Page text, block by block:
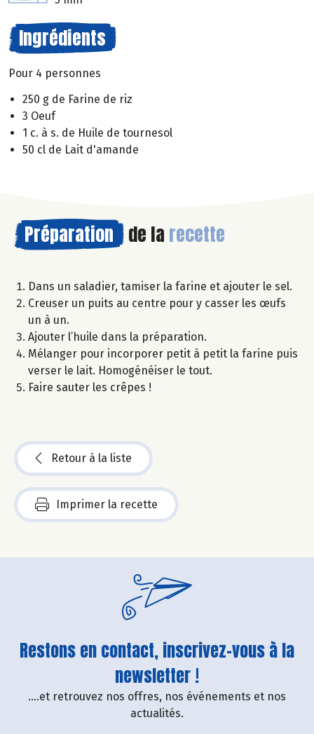
Ingrédients
Pour 4 personnes
250 g de Farine de riz
3 Oeuf
1 c. à s. de Huile de tournesol
50 cl de Lait d'amande
Préparation de la recette
Dans un saladier, tamiser la farine et ajouter le sel.
Creuser un puits au centre pour y casser les œufs
un à un.
Ajouter l’huile dans la préparation.
Mélanger pour incorporer petit à petit la farine puis
verser le lait. Homogénéiser le tout.
Faire sauter les crêpes !
Retour à la liste
Imprimer la recette
Restons en contact, inscrivez-vous à la
newsletter !
....et retrouvez nos offres, nos événements et nos
actualités.